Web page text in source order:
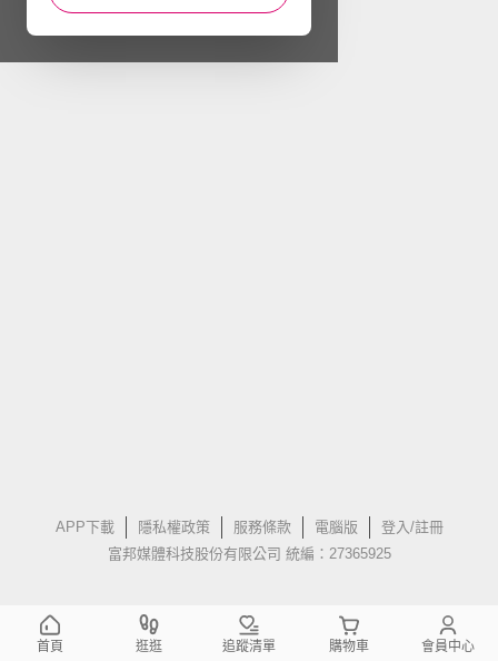
APP下載 隱私權政策 服務條款 電腦版
登入/註冊
富邦媒體科技股份有限公司 統編：27365925
首頁 逛逛 追蹤清單 購物車 會員中心